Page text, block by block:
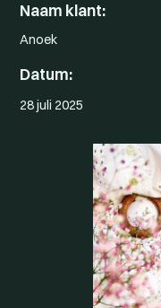
Naam klant:
Anoek
Datum:
28 juli 2025